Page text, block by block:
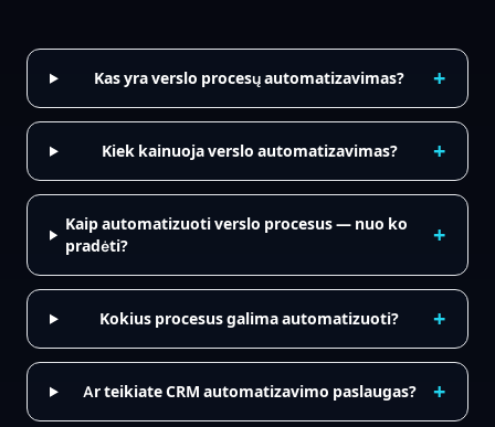
Kas yra verslo procesų automatizavimas? +
Kiek kainuoja verslo automatizavimas? +
Kaip automatizuoti verslo procesus — nuo ko
pradėti?
+
Kokius procesus galima automatizuoti? +
Ar teikiate CRM automatizavimo paslaugas? +